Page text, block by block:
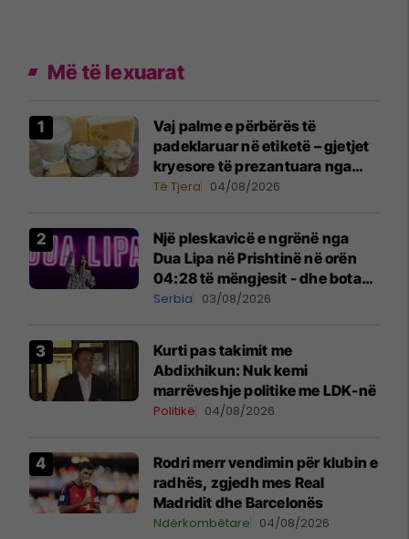
Më të lexuarat
Vaj palme e përbërës të
padeklaruar në etiketë – gjetjet
kryesore të prezantuara nga
AUV-i pas kontrollit në sektorin
Të Tjera 04/08/2026
Një pleskavicë e ngrënë nga
Dua Lipa në Prishtinë në orën
04:28 të mëngjesit - dhe bota
digjitale serbe shpall gjendjen e
Serbia 03/08/2026
Kurti pas takimit me
Abdixhikun: Nuk kemi
marrëveshje politike me LDK-në
Politikë 04/08/2026
Rodri merr vendimin për klubin e
radhës, zgjedh mes Real
Madridit dhe Barcelonës
Ndërkombëtare 04/08/2026